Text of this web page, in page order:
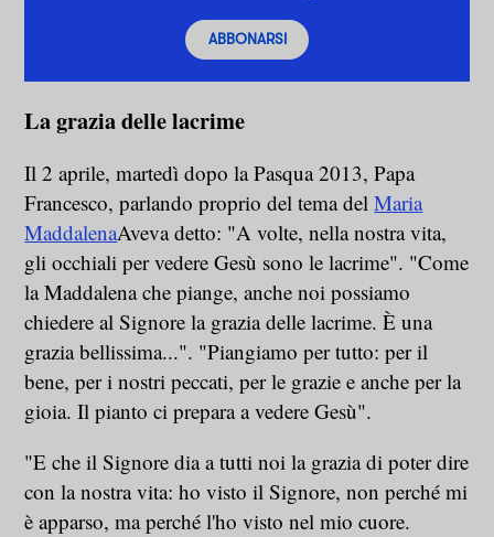
ABBONARSI
La grazia delle lacrime
Il 2 aprile, martedì dopo la Pasqua 2013, Papa
Francesco, parlando proprio del tema delMaria
MaddalenaAveva detto: "A volte, nella nostra vita,
gli occhiali per vedere Gesù sono le lacrime". "Come
la Maddalena che piange, anche noi possiamo
chiedere al Signore la grazia delle lacrime. È una
grazia bellissima...". "Piangiamo per tutto: per il
bene, per i nostri peccati, per le grazie e anche per la
gioia. Il pianto ci prepara a vedere Gesù".
"E che il Signore dia a tutti noi la grazia di poter dire
con la nostra vita: ho visto il Signore, non perché mi
è apparso, ma perché l'ho visto nel mio cuore.